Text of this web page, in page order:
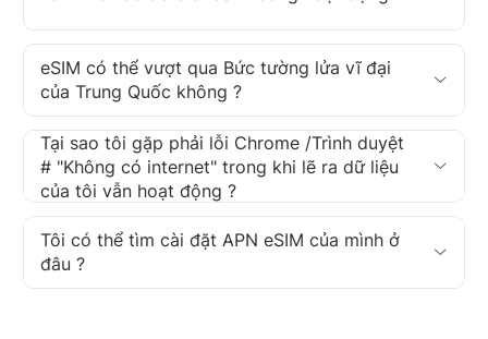
eSIM có thể vượt qua Bức tường lửa vĩ đại
của Trung Quốc không ?
Tại sao tôi gặp phải lỗi Chrome /Trình duyệt
# "Không có internet" trong khi lẽ ra dữ liệu
của tôi vẫn hoạt động ?
Tôi có thể tìm cài đặt APN eSIM của mình ở
đâu ?